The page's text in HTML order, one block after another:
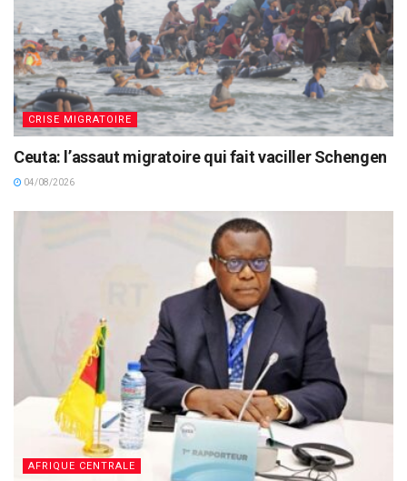
CRISE MIGRATOIRE
Ceuta: l’assaut migratoire qui fait vaciller Schengen
04/08/2026
AFRIQUE CENTRALE